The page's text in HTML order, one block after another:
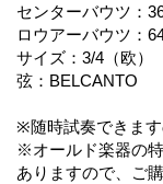
センターバウツ：
ロウアーバウツ：
サイズ：3/4（欧）
弦：BELCANTO
※随時試奏できます
※オールド楽器の
ありますので、ご